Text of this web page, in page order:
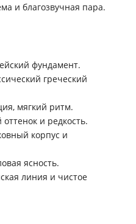
и благозвучная пара.
фундамент.
греческий
мягкий ритм.
и редкость.
корпус и
ясность.
линия и чистое